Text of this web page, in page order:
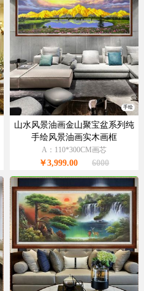
手绘
山水风景油画金山聚宝盆系列纯
手绘风景油画实木画框
A：110*300CM画芯
￥3,999.00 6000